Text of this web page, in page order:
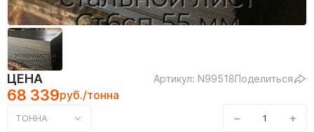
ЦЕНА Артикул: N99518Поделиться
68 339руб./тонна
ТОННА − +